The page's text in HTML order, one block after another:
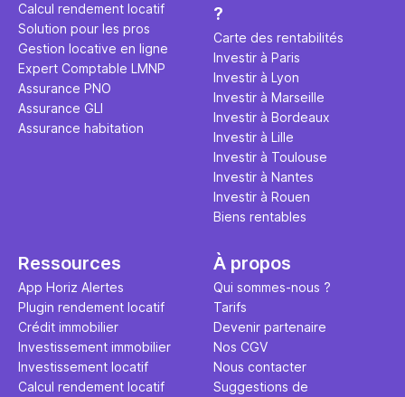
ce secret
études et
Calcul rendement locatif
Solution pour les pros
Gestion locative en ligne
Expert Comptable LMNP
Assurance PNO
Assurance GLI
Assurance habitation
?
Carte des rentabilités
Investir à Paris
Investir à Lyon
Investir à Marseille
Investir à Bordeaux
Investir à Lille
Investir à Toulouse
Investir à Nantes
Investir à Rouen
Biens rentables
Ressources
App Horiz Alertes
Plugin rendement locatif
Crédit immobilier
Investissement immobilier
Investissement locatif
Calcul rendement locatif
À propos
Qui sommes-nous ?
Tarifs
Devenir partenaire
Nos CGV
Nous contacter
Suggestions de